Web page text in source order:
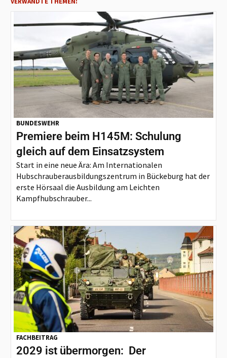
BUNDESWEHR
Premiere beim H145M: Schulung
gleich auf dem Einsatzsystem
Start in eine neue Ära: Am Internationalen
Hubschrauberausbildungszentrum in Bückeburg hat der
erste Hörsaal die Ausbildung am Leichten
Kampfhubschrauber...
FACHBEITRAG
2029 ist übermorgen: Der